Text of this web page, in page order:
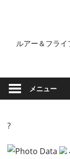
ルアー＆フラ
メニュー
?